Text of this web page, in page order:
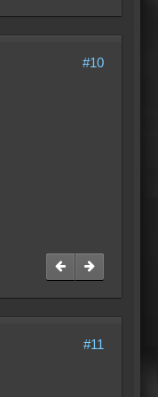
#10
#11